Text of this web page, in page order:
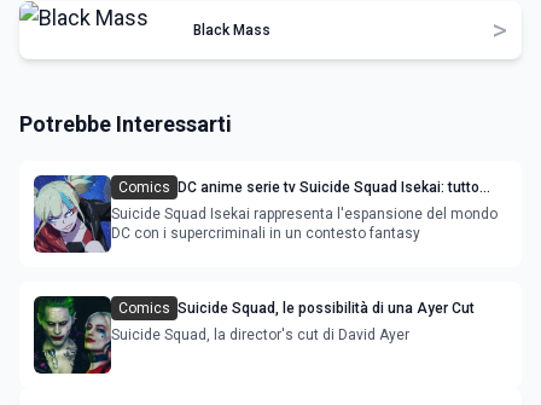
Black Mass >
Potrebbe Interessarti
Comics
DC anime serie tv Suicide Squad Isekai: tutto
quello che c'è da sapere
Suicide Squad Isekai rappresenta l'espansione del mondo
DC con i supercriminali in un contesto fantasy
Comics Suicide Squad, le possibilità di una Ayer Cut
Suicide Squad, la director's cut di David Ayer